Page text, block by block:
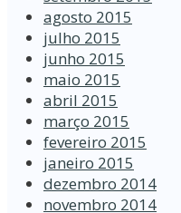
agosto 2015
julho 2015
junho 2015
maio 2015
abril 2015
março 2015
fevereiro 2015
janeiro 2015
dezembro 2014
novembro 2014